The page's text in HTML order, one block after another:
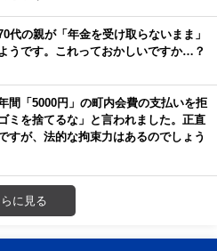
代の親が「年金を受け取らないまま」
うです。これっておかしいですか…？
間「5000円」の町内会費の支払いを拒
ミを捨てるな」と言われました。正直
すが、法的な拘束力はあるのでしょう
らに見る